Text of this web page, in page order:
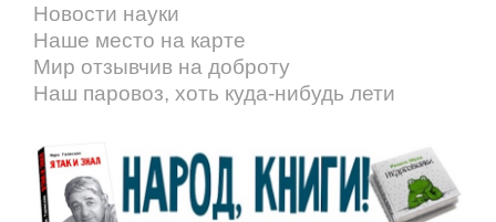
Новости науки
Наше место на карте
Мир отзывчив на доброту
Наш паровоз, хоть куда-нибудь лети